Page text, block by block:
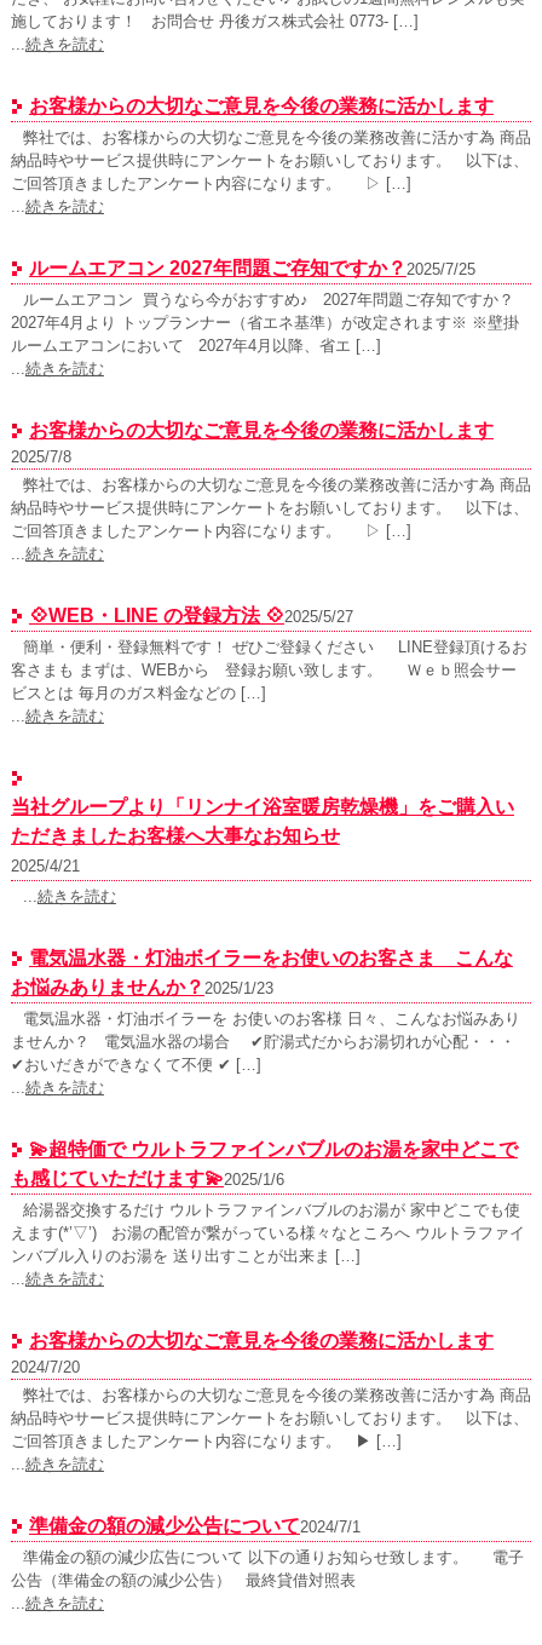
施しております！ お問合せ 丹後ガス株式会社 0773- […]
続きを読む
お客様からの大切なご意見を今後の業務に活かします
弊社では、お客様からの大切なご意見を今後の業務改善に活かす為 商品
納品時やサービス提供時にアンケートをお願いしております。 以下は、
ご回答頂きましたアンケート内容になります。 ▷ […]
続きを読む
ルームエアコン 2027年問題ご存知ですか？ 2025/7/25
ルームエアコン 買うなら今がおすすめ♪ 2027年問題ご存知ですか？
2027年4月より トップランナー（省エネ基準）が改定されます※ ※壁掛
ルームエアコンにおいて 2027年4月以降、省エ […]
続きを読む
お客様からの大切なご意見を今後の業務に活かします
2025/7/8
弊社では、お客様からの大切なご意見を今後の業務改善に活かす為 商品
納品時やサービス提供時にアンケートをお願いしております。 以下は、
ご回答頂きましたアンケート内容になります。 ▷ […]
続きを読む
💠WEB・LINE の登録方法 💠2025/5/27
簡単・便利・登録無料です！ ぜひご登録ください LINE登録頂けるお
客さまも まずは、WEBから 登録お願い致します。 Ｗｅｂ照会サー
ビスとは 毎月のガス料金などの […]
続きを読む
当社グループより「リンナイ浴室暖房乾燥機」をご購入い
ただきましたお客様へ大事なお知らせ
2025/4/21
続きを読む
電気温水器・灯油ボイラーをお使いのお客さま こんな
お悩みありませんか？ 2025/1/23
電気温水器・灯油ボイラーを お使いのお客様 日々、こんなお悩みあり
ませんか？ 電気温水器の場合 ✔貯湯式だからお湯切れが心配・・・
✔おいだきができなくて不便 ✔ […]
続きを読む
💫超特価で ウルトラファインバブルのお湯を家中どこで
も感じていただけます💫2025/1/6
給湯器交換するだけ ウルトラファインバブルのお湯が 家中どこでも使
えます(*’▽’) お湯の配管が繋がっている様々なところへ ウルトラファイ
ンバブル入りのお湯を 送り出すことが出来ま […]
続きを読む
お客様からの大切なご意見を今後の業務に活かします
2024/7/20
弊社では、お客様からの大切なご意見を今後の業務改善に活かす為 商品
納品時やサービス提供時にアンケートをお願いしております。 以下は、
ご回答頂きましたアンケート内容になります。 ▶ […]
続きを読む
準備金の額の減少公告について2024/7/1
準備金の額の減少広告について 以下の通りお知らせ致します。 電子
公告（準備金の額の減少公告） 最終貸借対照表
続きを読む